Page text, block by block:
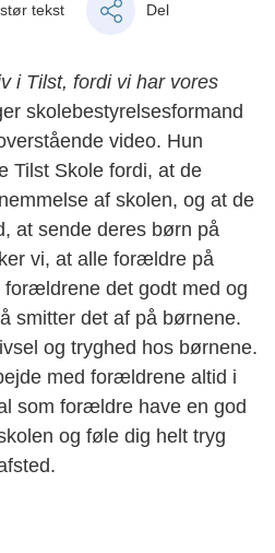
tekst Del
i Tilst, fordi vi har vores
skolebestyrelsesformand
video. Hun
Tilst Skole fordi, at de
af skolen, og at de
at sende deres børn på
vi, at alle forældre på
det godt med og
smitter det af på børnene.
og tryghed hos børnene.
med forældrene altid i
som forældre have en god
og føle dig helt tryg